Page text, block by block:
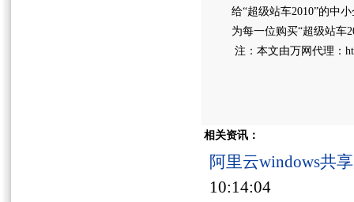
给“超级站车2010”的中
为每一位购买“超级站车
注：本文由万网代理：
相关资讯：
阿里云windows共
10:14:04